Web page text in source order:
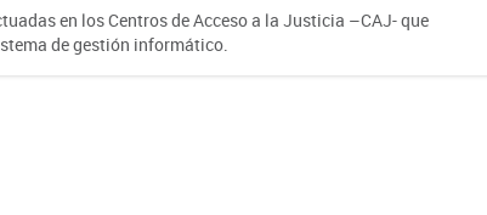
en los Centros de Acceso a la Justicia –CAJ- que
de gestión informático.